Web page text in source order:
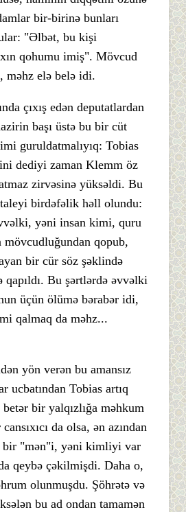
bir-birinə bunları
"Əlbət, bu kişi
qohumu imiş". Mövcud
məhz elə belə idi.
çıxış edən deputatlardan
başı üstə bu bir cüt
guruldatmalıyıq: Tobias
dediyi zaman Klemm öz
zirvəsinə yüksəldi. Bu
birdəfəlik həll olundu:
yəni insan kimi, quru
mövcudluğundan qopub,
bir cür söz şəklində
qapıldı. Bu şərtlərdə əvvəlki
üçün ölümə bərabər idi,
qalmaq da məhz...
yön verən bu amansız
ucbatından Tobias artıq
bir yalqızlığa məhkum
da olsa, ən azından
bir "mən"i, yəni kimliyi var
qeybə çəkilmişdi. Daha o,
olunmuşdu. Şöhrətə və
bu ad ondan tamamən